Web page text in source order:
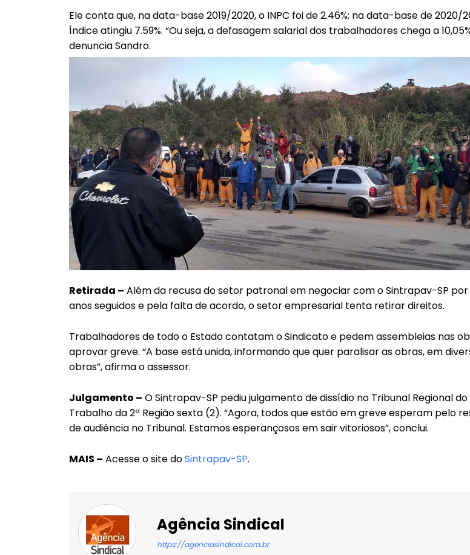
Ele conta que, na data-base 2019/2020, o INPC foi de 2.46%; na data-base de 2020/
Índice atingiu 7.59%. “Ou seja, a defasagem salarial dos trabalhadores chega a
denuncia Sandro.
Retirada – Além da recusa do setor patronal em negociar com o Sintrapav-SP por
anos seguidos e pela falta de acordo, o setor empresarial tenta retirar direitos.
Trabalhadores de todo o Estado contatam o Sindicato e pedem assembleias nas
aprovar greve. “A base está unida, informando que quer paralisar as obras, em
obras”, afirma o assessor.
Julgamento – O Sintrapav-SP pediu julgamento de dissídio no Tribunal Regional do
Trabalho da 2ª Região sexta (2). “Agora, todos que estão em greve esperam pelo
de audiência no Tribunal. Estamos esperançosos em sair vitoriosos”, conclui.
MAIS – Acesse o site doSintrapav-SP.
Agência Sindical
https://agenciasindical.com.br